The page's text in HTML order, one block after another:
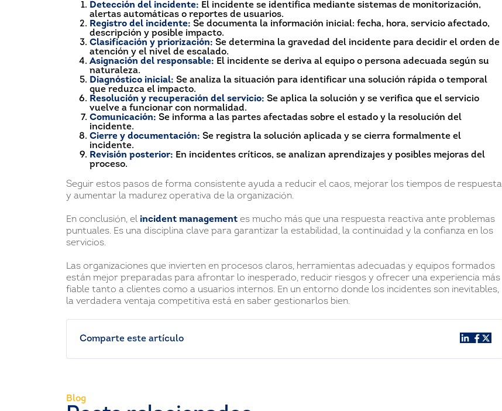
Detección del incidente: El incidente se identifica mediante sistemas de monitorización,
alertas automáticas o reportes de usuarios.
Registro del incidente: Se documenta la información inicial: fecha, hora, servicio afectado,
descripción y posible impacto.
Clasificación y priorización: Se determina la gravedad del incidente para decidir el orden de
atención y el nivel de escalado.
Asignación del responsable: El incidente se deriva al equipo o persona adecuada según su
naturaleza.
Diagnóstico inicial: Se analiza la situación para identificar una solución rápida o temporal
que reduzca el impacto.
Resolución y recuperación del servicio: Se aplica la solución y se verifica que el servicio
vuelve a funcionar con normalidad.
Comunicación: Se informa a las partes afectadas sobre el estado y la resolución del
incidente.
Cierre y documentación: Se registra la solución aplicada y se cierra formalmente el
incidente.
Revisión posterior: En incidentes críticos, se analizan aprendizajes y posibles mejoras del
proceso.
Seguir estos pasos de forma consistente ayuda a reducir el caos, mejorar los tiempos de respuesta
y aumentar la madurez operativa de la organización.
En conclusión, el incident management es mucho más que una respuesta reactiva ante problemas
puntuales. Es una disciplina clave para garantizar la estabilidad, la continuidad y la confianza en los
servicios.
Las organizaciones que invierten en procesos claros, herramientas adecuadas y equipos formados
están mejor preparadas para afrontar lo inesperado, reducir riesgos y ofrecer una experiencia más
fiable tanto a clientes como a usuarios internos. En un entorno donde los incidentes son inevitables,
la verdadera ventaja competitiva está en saber gestionarlos bien.
Comparte este artículo
Blog